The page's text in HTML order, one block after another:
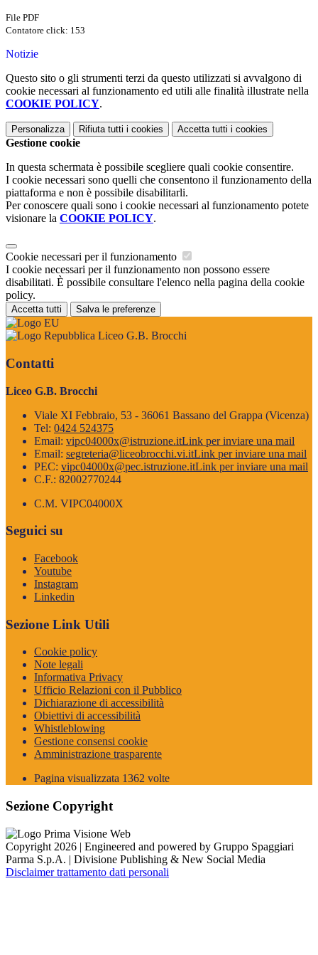
File PDF
Contatore click: 153
Notizie
Questo sito o gli strumenti terzi da questo utilizzati si avvalgono di
cookie necessari al funzionamento ed utili alle finalità illustrate nella
COOKIE POLICY.
Personalizza Rifiuta tutti i cookies Accetta tutti i cookies
Gestione cookie
In questa schermata è possibile scegliere quali cookie consentire.
I cookie necessari sono quelli che consentono il funzionamento della
piattaforma e non è possibile disabilitarli.
Per conoscere quali sono i cookie necessari al funzionamento potete
visionare la COOKIE POLICY.
Cookie necessari per il funzionamento
I cookie necessari per il funzionamento non possono essere
disabilitati. È possibile consultare l'elenco nella pagina della cookie
policy.
Accetta tutti Salva le preferenze
Liceo G.B. Brocchi
Contatti
Liceo G.B. Brocchi
Viale XI Febbraio, 53 - 36061 Bassano del Grappa (Vicenza)
Tel: 0424 524375
Email: vipc04000x@istruzione.itLink per inviare una mail
Email: segreteria@liceobrocchi.vi.itLink per inviare una mail
PEC: vipc04000x@pec.istruzione.itLink per inviare una mail
C.F.: 82002770244
C.M. VIPC04000X
Seguici su
Facebook
Youtube
Instagram
Linkedin
Sezione Link Utili
Cookie policy
Note legali
Informativa Privacy
Ufficio Relazioni con il Pubblico
Dichiarazione di accessibilità
Obiettivi di accessibilità
Whistleblowing
Gestione consensi cookie
Amministrazione trasparente
Pagina visualizzata 1362 volte
Sezione Copyright
Copyright 2026 | Engineered and powered by Gruppo Spaggiari
Parma S.p.A. | Divisione Publishing & New Social Media
Disclaimer trattamento dati personali